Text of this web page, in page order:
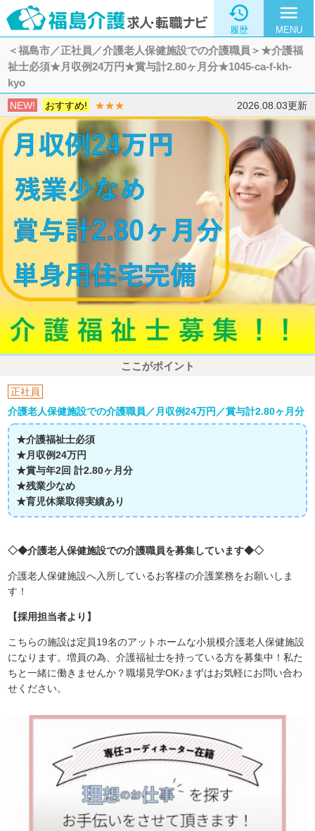

履歴
menu
MENU
＜福島市／正社員／介護老人保健施設での介護職員＞★介護福
祉士必須★月収例24万円★賞与計2.80ヶ月分★1045-ca-f-kh-
kyo
NEW! おすすめ! ★★★ 2026.08.03更新
ここがポイント
正社員
介護老人保健施設での介護職員／月収例24万円／賞与計2.80ヶ月分
★介護福祉士必須
★月収例24万円
★賞与年2回 計2.80ヶ月分
★残業少なめ
★育児休業取得実績あり
◇◆介護老人保健施設での介護職員を募集しています◆◇
介護老人保健施設へ入所しているお客様の介護業務をお願いしま
す！
【採用担当者より】
こちらの施設は定員19名のアットホームな小規模介護老人保健施設
になります。増員の為、介護福祉士を持っている方を募集中！私た
ちと一緒に働きませんか？職場見学OK♪まずはお気軽にお問い合わ
せください。